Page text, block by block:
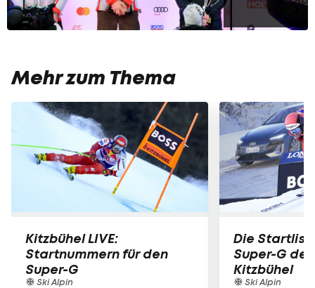
Mehr zum Thema
Kitzbühel LIVE:
Startnummern für den
Super-G
Ski Alpin
Die
Super-G
Kitzbühel
Ski Alpin